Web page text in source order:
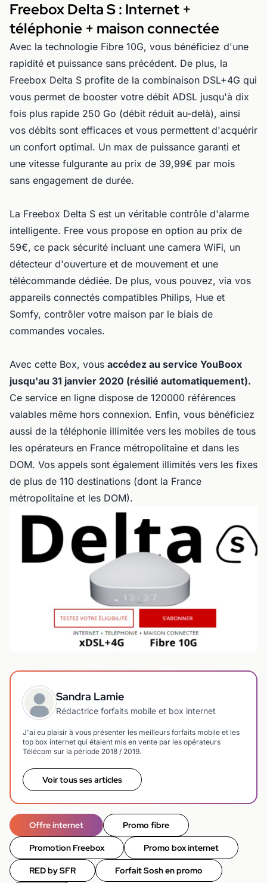
Freebox Delta S : Internet +
téléphonie + maison connectée
Avec la technologie Fibre 10G, vous bénéficiez d'une
rapidité et puissance sans précédent. De plus, la
Freebox Delta S profite de la combinaison DSL+4G qui
vous permet de booster votre débit ADSL jusqu'à dix
fois plus rapide 250 Go (débit réduit au-delà), ainsi
vos débits sont efficaces et vous permettent d'acquérir
un confort optimal. Un max de puissance garanti et
une vitesse fulgurante au prix de 39,99€ par mois
sans engagement de durée.
La Freebox Delta S est un véritable contrôle d'alarme
intelligente. Free vous propose en option au prix de
59€, ce pack sécurité incluant une camera WiFi, un
détecteur d'ouverture et de mouvement et une
télécommande dédiée. De plus, vous pouvez, via vos
appareils connectés compatibles Philips, Hue et
Somfy, contrôler votre maison par le biais de
commandes vocales.
Avec cette Box, vous accédez au service YouBoox
jusqu'au 31 janvier 2020 (résilié automatiquement).
Ce service en ligne dispose de 120000 références
valables même hors connexion. Enfin, vous bénéficiez
aussi de la téléphonie illimitée vers les mobiles de tous
les opérateurs en France métropolitaine et dans les
DOM. Vos appels sont également illimités vers les fixes
de plus de 110 destinations (dont la France
métropolitaine et les DOM).
Sandra Lamie
Rédactrice forfaits mobile et box internet
J'ai eu plaisir à vous présenter les meilleurs forfaits mobile et les
top box internet qui étaient mis en vente par les opérateurs
Télécom sur la période 2018 / 2019.
Voir tous ses articles
Offre internet Promo fibre
Promotion Freebox Promo box internet
RED by SFR Forfait Sosh en promo